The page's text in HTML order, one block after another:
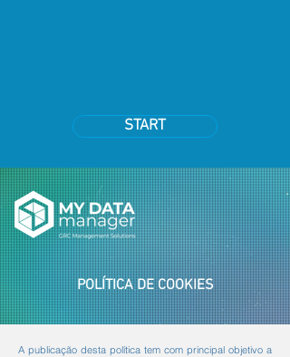
START
POLÍTICA DE COOKIES
A publicação desta política tem com principal objetivo a